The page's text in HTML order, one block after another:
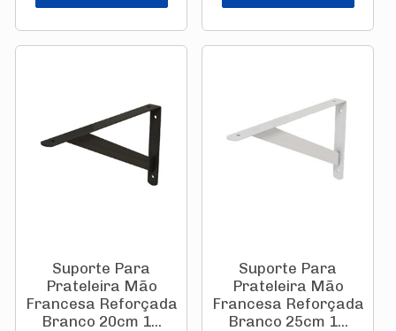
Suporte Para
Prateleira Mão
Francesa Reforçada
Branco 20cm 1...
Suporte Para
Prateleira Mão
Francesa Reforçada
Branco 25cm 1...